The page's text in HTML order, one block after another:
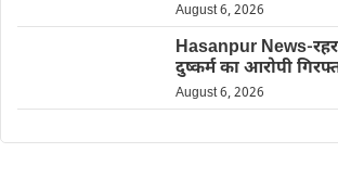
August 6, 2026
Hasanpur News-
दुष्कर्म का आरोपी
August 6, 2026